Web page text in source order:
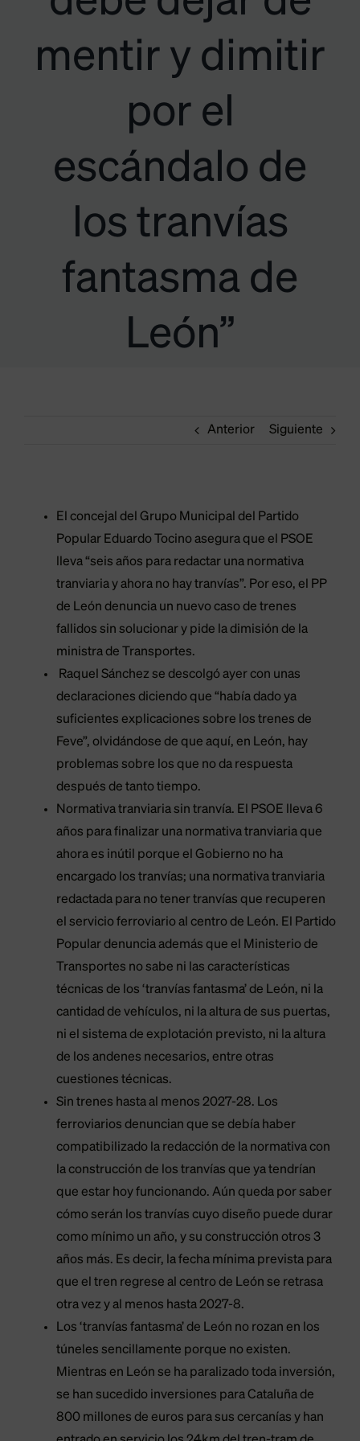
mentir y dimitir
por el
escándalo de
los tranvías
fantasma de
León”
Anterior Siguiente
El concejal del Grupo Municipal del Partido
Popular Eduardo Tocino asegura que el PSOE
lleva “seis años para redactar una normativa
tranviaria y ahora no hay tranvías”. Por eso, el PP
de León denuncia un nuevo caso de trenes
fallidos sin solucionar y pide la dimisión de la
ministra de Transportes.
Raquel Sánchez se descolgó ayer con unas
declaraciones diciendo que “había dado ya
suficientes explicaciones sobre los trenes de
Feve”, olvidándose de que aquí, en León, hay
problemas sobre los que no da respuesta
después de tanto tiempo.
Normativa tranviaria sin tranvía. El PSOE lleva 6
años para finalizar una normativa tranviaria que
ahora es inútil porque el Gobierno no ha
encargado los tranvías; una normativa tranviaria
redactada para no tener tranvías que recuperen
el servicio ferroviario al centro de León. El Partido
Popular denuncia además que el Ministerio de
Transportes no sabe ni las características
técnicas de los ‘tranvías fantasma’ de León, ni la
cantidad de vehículos, ni la altura de sus puertas,
ni el sistema de explotación previsto, ni la altura
de los andenes necesarios, entre otras
cuestiones técnicas.
Sin trenes hasta al menos 2027-28. Los
ferroviarios denuncian que se debía haber
compatibilizado la redacción de la normativa con
la construcción de los tranvías que ya tendrían
que estar hoy funcionando. Aún queda por saber
cómo serán los tranvías cuyo diseño puede durar
como mínimo un año, y su construcción otros 3
años más. Es decir, la fecha mínima prevista para
que el tren regrese al centro de León se retrasa
otra vez y al menos hasta 2027-8.
Los ‘tranvías fantasma’ de León no rozan en los
túneles sencillamente porque no existen.
Mientras en León se ha paralizado toda inversión,
se han sucedido inversiones para Cataluña de
800 millones de euros para sus cercanías y han